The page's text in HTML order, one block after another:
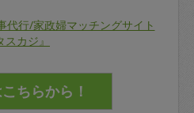
代行/家政婦マッチングサイト
スカジ』